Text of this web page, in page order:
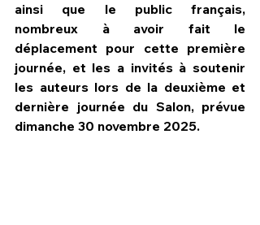
ainsi que le public français,
nombreux à avoir fait le
déplacement pour cette première
journée, et les a invités à soutenir
les auteurs lors de la deuxième et
dernière journée du Salon, prévue
dimanche 30 novembre 2025.